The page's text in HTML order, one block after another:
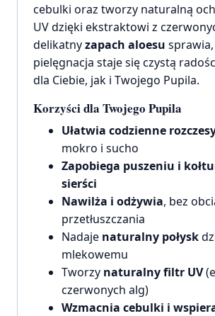
cebulki oraz tworzy naturalną
UV dzięki ekstraktowi z
delikatnyzapach aloesu
pielęgnacja staje się czystą
dla Ciebie, jak i Twojego Pupila.
Korzyści dla Twojego Pupila
Ułatwia codzienne
mokro i sucho
Zapobiega puszeniu i
sierści
Nawilża i odżywia, bez
przetłuszczania
Nadaje naturalny połysk
mlekowemu
Tworzy naturalny filtr UV
czerwonych alg)
Wzmacnia cebulki i